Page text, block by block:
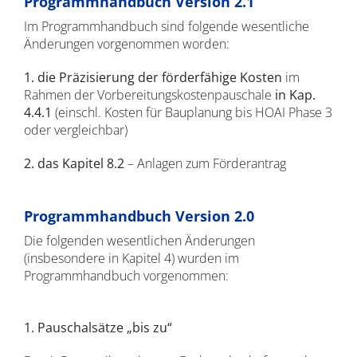
Im Programmhandbuch sind folgende wesentliche
Änderungen vorgenommen worden:
1. die Präzisierung der förderfähige Kosten im
Rahmen der Vorbereitungskostenpauschale in Kap.
4.4.1 (einschl. Kosten für Bauplanung bis HOAI Phase 3
oder vergleichbar)
2. das Kapitel 8.2– Anlagen zum Förderantrag
Programmhandbuch Version 2.0
Die folgenden wesentlichen Änderungen
(insbesondere in Kapitel 4) wurden im
Programmhandbuch vorgenommen:
1. Pauschalsätze „bis zu“